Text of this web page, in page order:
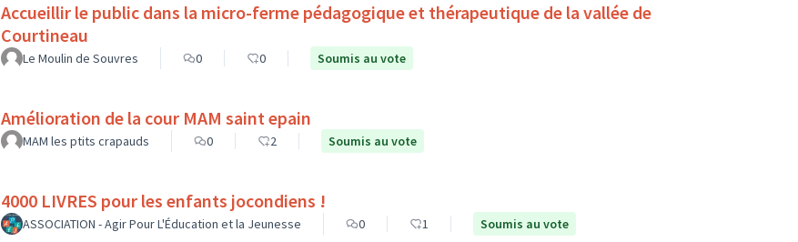
Accueillir le public dans la micro-ferme pédagogique et thérapeutique de la vallée de
Courtineau
Le Moulin de Souvres 0 0 Soumis au vote
Amélioration de la cour MAM saint epain
MAM les ptits crapauds 0 2 Soumis au vote
4000 LIVRES pour les enfants jocondiens !
ASSOCIATION - Agir Pour L'Éducation et la Jeunesse 0 1 Soumis au vote